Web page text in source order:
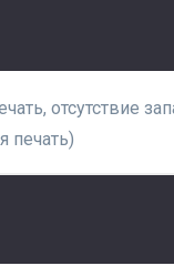
отсутствие
печать)